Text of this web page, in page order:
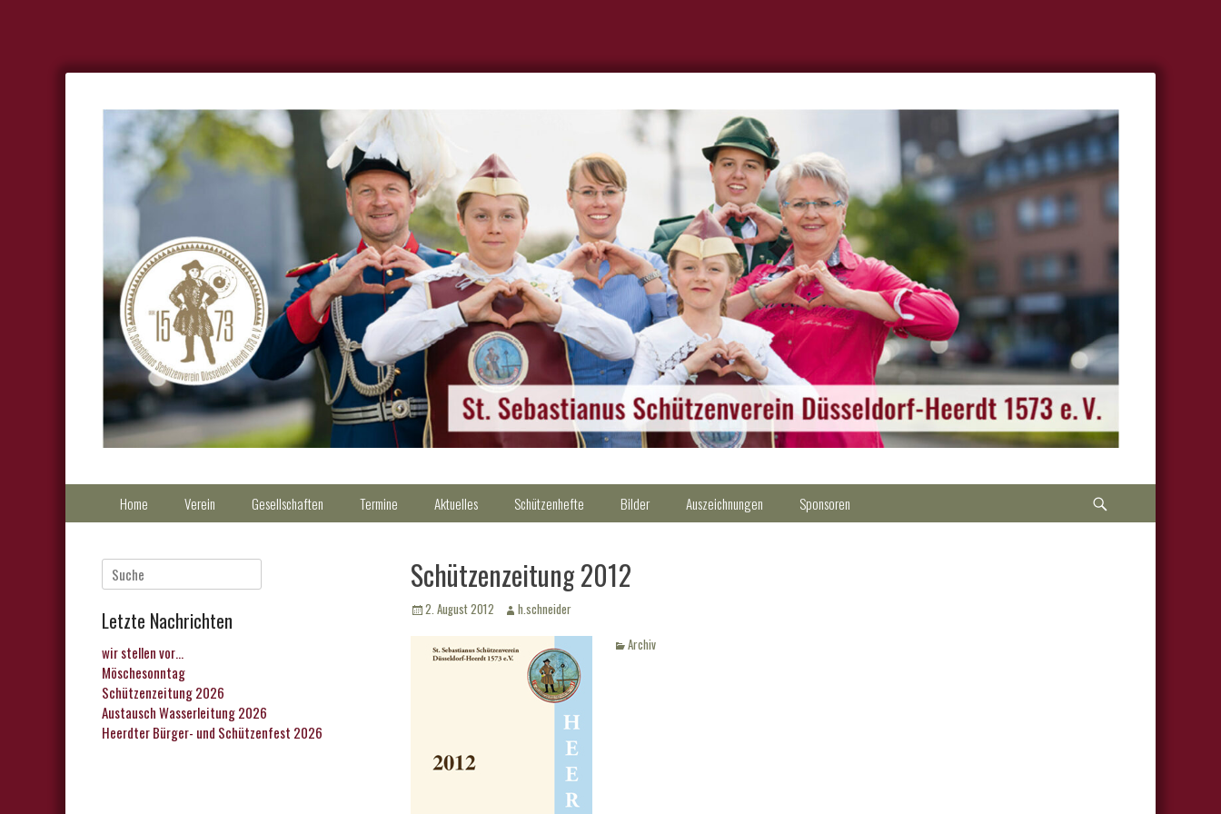
Primärmenu
Home Verein Gesellschaften Termine Aktuelles Schützenhefte Bilder Auszeichnungen Sponsoren
Schützenzeitung 2012
Veröffentlicht
2. August 2012 Autorh.schneider
Kategorien
Archiv
Suche
nach:
Letzte Nachrichten
wir stellen vor…
Möschesonntag
Schützenzeitung 2026
Austausch Wasserleitung 2026
Heerdter Bürger- und Schützenfest 2026